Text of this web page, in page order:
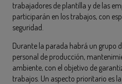
trabajadores de plantilla y de las
participarán en los trabajos, con
seguridad.
Durante la parada habrá un grupo
personal de producción,
ambiente, con el objetivo de
trabajos. Un aspecto prioritario es